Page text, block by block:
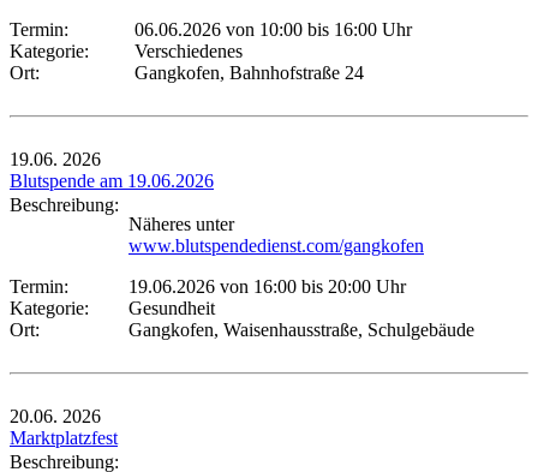
Termin:
06.06.2026 von 10:00 bis 16:00 Uhr
Kategorie:
Verschiedenes
Ort:
Gangkofen, Bahnhofstraße 24
19.06. 2026
Blutspende am 19.06.2026
Beschreibung:
Näheres unter
www.blutspendedienst.com/gangkofen
Termin:
19.06.2026 von 16:00 bis 20:00 Uhr
Kategorie:
Gesundheit
Ort:
Gangkofen, Waisenhausstraße, Schulgebäude
20.06. 2026
Marktplatzfest
Beschreibung: